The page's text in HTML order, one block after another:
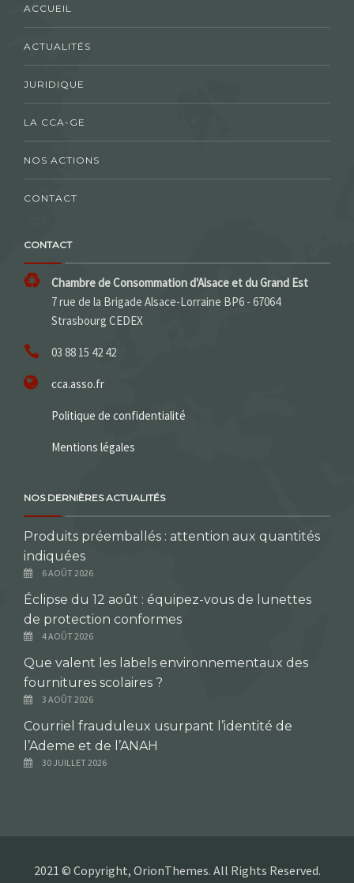
ACCUEIL
ACTUALITÉS
JURIDIQUE
LA CCA-GE
NOS ACTIONS
CONTACT
CONTACT
Chambre de Consommation d'Alsace et du Grand Est
7 rue de la Brigade Alsace-Lorraine BP6 - 67064
Strasbourg CEDEX
03 88 15 42 42
cca.asso.fr
Politique de confidentialité
Mentions légales
NOS DERNIÈRES ACTUALITÉS
Produits préemballés : attention aux quantités
indiquées
6 AOÛT 2026
Éclipse du 12 août : équipez-vous de lunettes
de protection conformes
4 AOÛT 2026
Que valent les labels environnementaux des
fournitures scolaires ?
3 AOÛT 2026
Courriel frauduleux usurpant l’identité de
l’Ademe et de l’ANAH
30 JUILLET 2026
2021 © Copyright, OrionThemes. All Rights Reserved.